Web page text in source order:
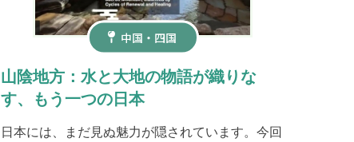
中国・四国
山陰地方：水と大地の物語が織りな
す、もう一つの日本
日本には、まだ見ぬ魅力が隠されています。今回